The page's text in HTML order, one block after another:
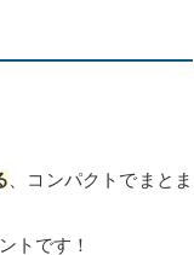
、コンパクトでまとま
トです！